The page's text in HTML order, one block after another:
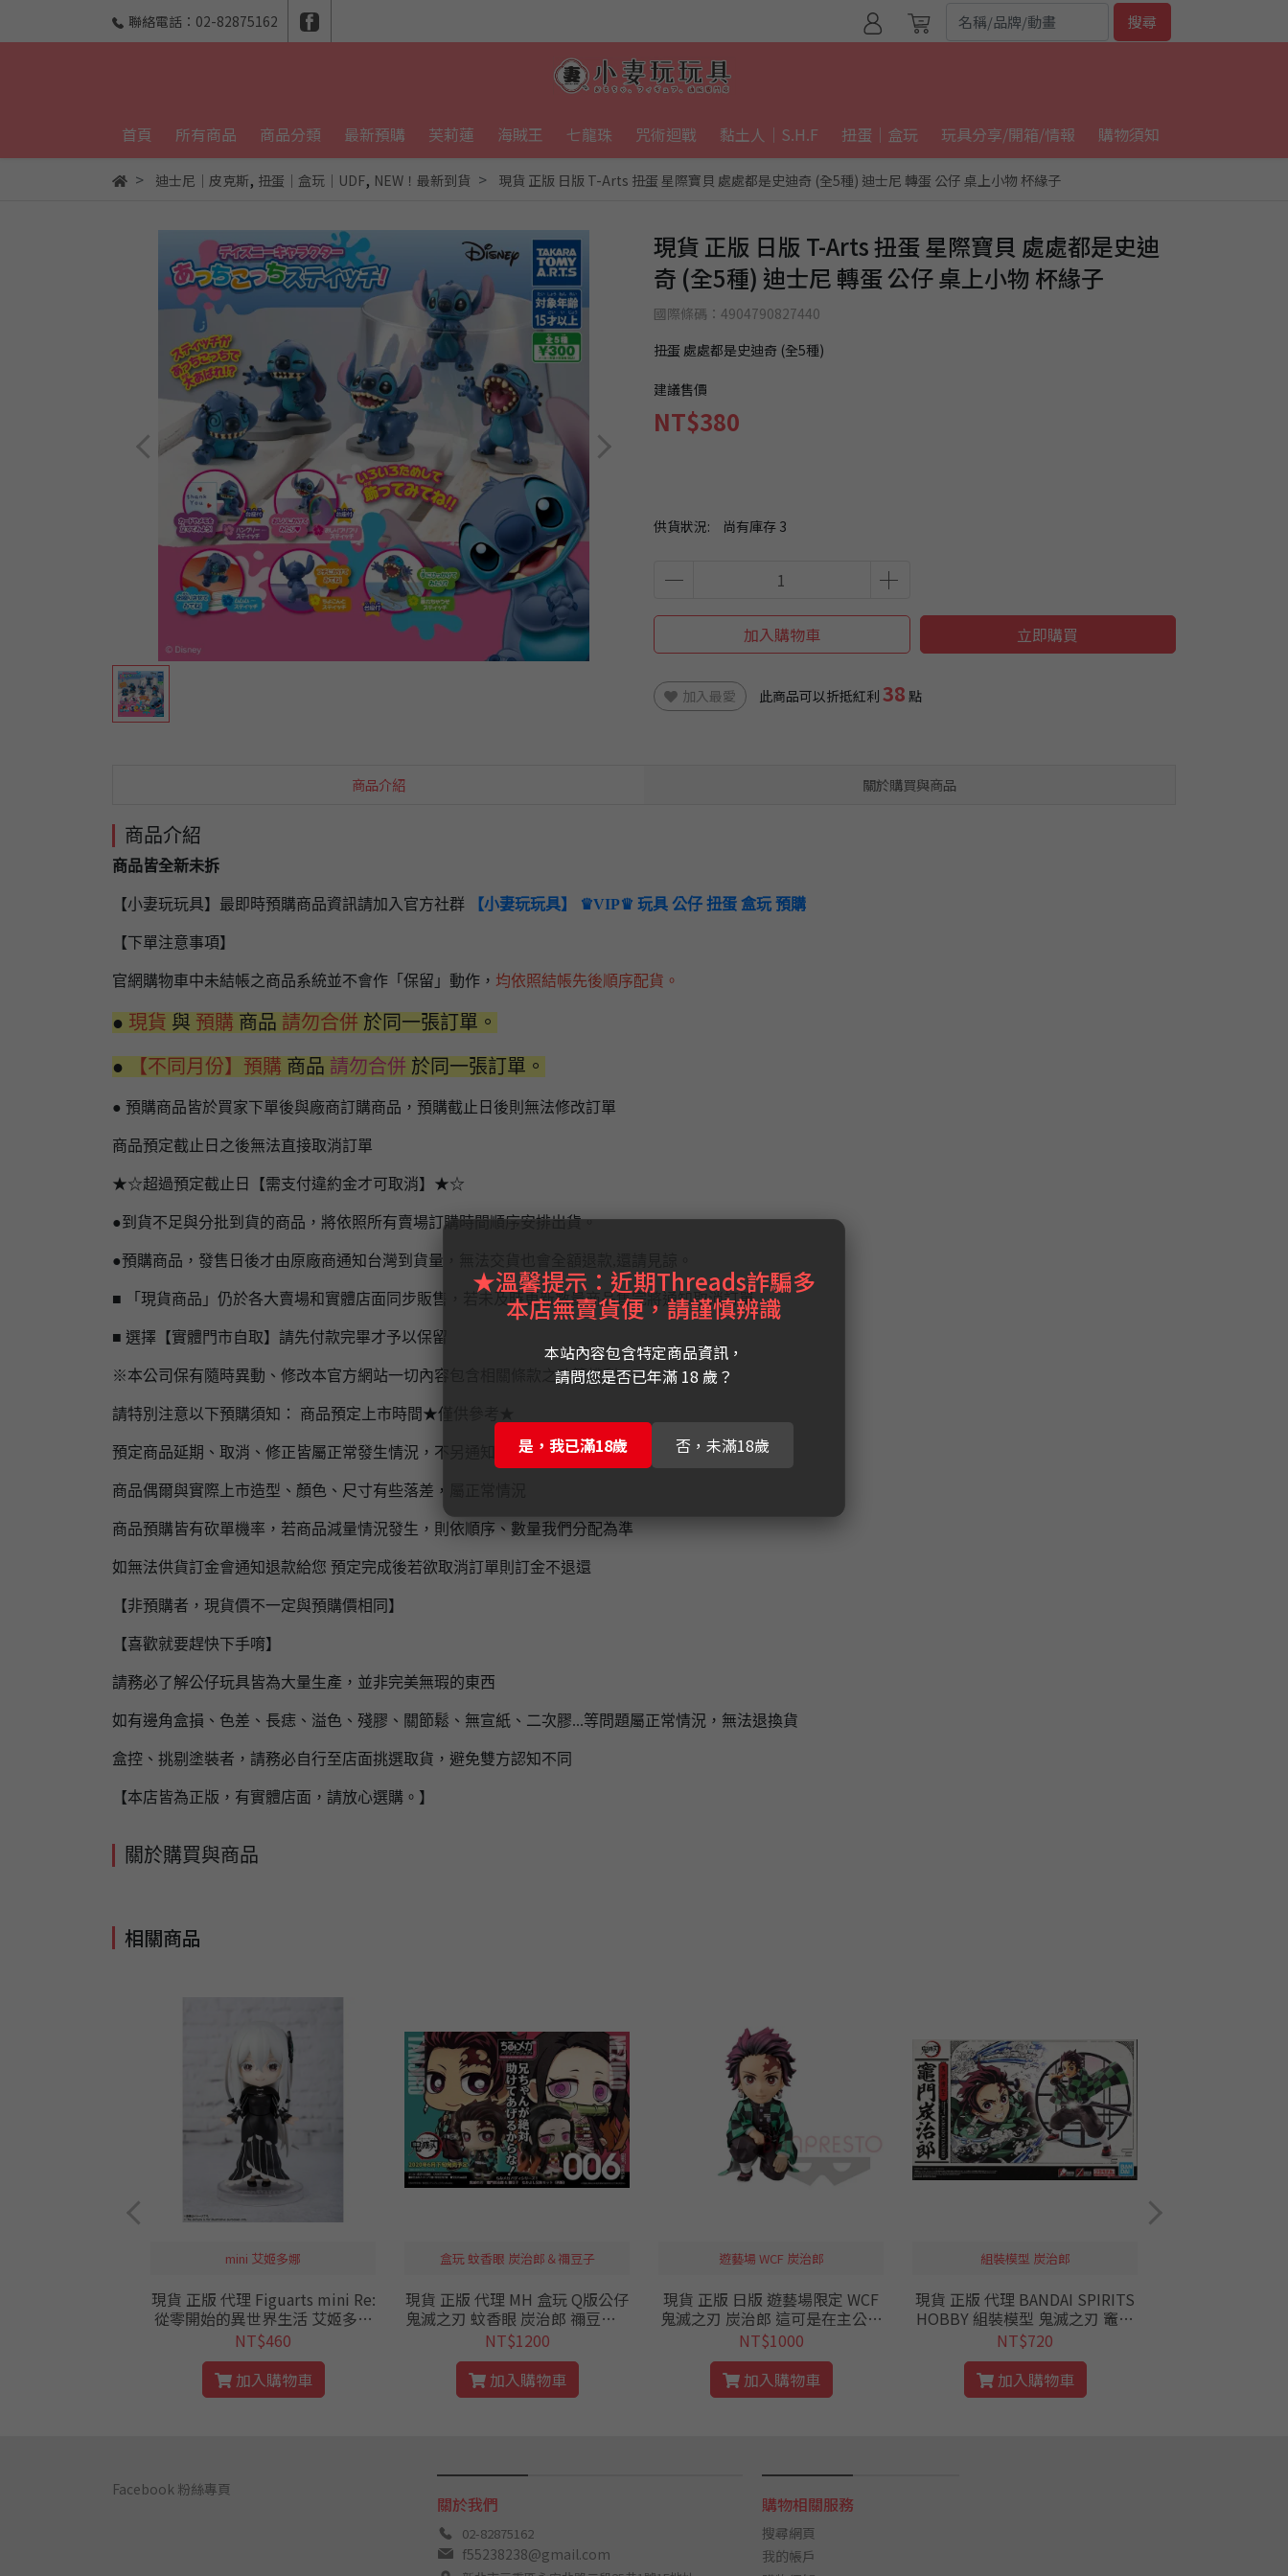
聯絡電話：02-82875162 搜尋
首頁 所有商品 商品分類 最新預購 芙莉蓮 海賊王 七龍珠 咒術迴戰 黏土人｜S.H.F 扭蛋｜盒玩 玩具分享/開箱/情報 購物須知
迪士尼｜皮克斯, 扭蛋｜盒玩｜UDF, NEW！最新到貨 現貨 正版 日版 T-Arts 扭蛋 星際寶貝 處處都是史迪奇 (全5種) 迪士尼 轉蛋 公仔 桌上小物 杯緣子
現貨 正版 日版 T-Arts 扭蛋 星際寶貝 處處都是史迪
奇 (全5種) 迪士尼 轉蛋 公仔 桌上小物 杯緣子
國際條碼：4904790827440
扭蛋 處處都是史迪奇 (全5種)
建議售價
NT$380
供貨狀況: 尚有庫存 3
加入購物車 立即購買
加入最愛 此商品可以折抵紅利 38 點
商品介紹 關於購買與商品
商品介紹
商品皆全新未拆
【小妻玩玩具】最即時預購商品資訊請加入官方社群 【小妻玩玩具】 ♛VIP♛ 玩具 公仔 扭蛋 盒玩 預購
【下單注意事項】
官網購物車中未結帳之商品系統並不會作「保留」動作， 均依照結帳先後順序配貨。
● 現貨 與 預購 商品 請勿合併 於同一張訂單。
● 【不同月份】預購 商品 請勿合併 於同一張訂單。
● 預購商品皆於買家下單後與廠商訂購商品，預購截止日後則無法修改訂單
商品預定截止日之後無法直接取消訂單
★☆超過預定截止日【需支付違約金才可取消】★☆
●到貨不足與分批到貨的商品，將依照所有賣場訂購時間順序安排出貨。
●預購商品，發售日後才由原廠商通知台灣到貨量，無法交貨也會全額退款,還請見諒。
■ 「現貨商品」仍於各大賣場和實體店面同步販售，若未及時更新數量商品售完將通知取消訂單
■ 選擇【實體門市自取】請先付款完畢才予以保留
※本公司保有隨時異動、修改本官方網站一切內容包含相關條款之政策權利。
請特別注意以下預購須知： 商品預定上市時間★僅供參考★
預定商品延期、取消、修正皆屬正常發生情況，不另通知， 實際到貨時間為上市後1-2個月左右
商品偶爾與實際上市造型、顏色、尺寸有些落差，屬正常情況
商品預購皆有砍單機率，若商品減量情況發生，則依順序、數量我們分配為準
如無法供貨訂金會通知退款給您 預定完成後若欲取消訂單則訂金不退還
【非預購者，現貨價不一定與預購價相同】
【喜歡就要趕快下手唷】
請務必了解公仔玩具皆為大量生產，並非完美無瑕的東西
如有邊角盒損、色差、長痣、溢色、殘膠、關節鬆、無宣紙、二次膠...等問題屬正常情況，無法退換貨
盒控、挑剔塗裝者，請務必自行至店面挑選取貨，避免雙方認知不同
【本店皆為正版，有實體店面，請放心選購。】
關於購買與商品
相關商品
mini 艾姬多娜
現貨 正版 代理 Figuarts mini Re:
從零開始的異世界生活 艾姬多娜
公仔 從零 RE0 強欲魔女
NT$460
加入購物車
盒玩 蚊香眼 炭治郎＆禰豆子
現貨 正版 代理 MH 盒玩 Q版公仔
鬼滅之刃 蚊香眼 炭治郎 禰豆子 0
06 公仔 PVC MEGAHOUSE 鬼滅
竈門炭治郎＆禰豆子
NT$1200
加入購物車
遊藝場 WCF 炭治郎
現貨 正版 日版 遊藝場限定 WCF
鬼滅之刃 炭治郎 這可是在主公面
前 限定版 公仔 景品 遊藝場 限定
版 竈門炭治郎 跪姿 鬼殺隊 九柱
NT$1000
加入購物車
組裝模型 炭治郎
現貨 正版 代理 BANDAI SPIRITS
HOBBY 組裝模型 鬼滅之刃 竈門
炭治郎 鬼滅 炭治郎 公仔 鬼殺隊
水之呼吸 組裝 模型
NT$720
加入購物車
關於我們
02-82875162
f55238238@gmail.com
購物相關服務
搜尋網頁
我的帳戶
Facebook 粉絲專頁
★溫馨提示：近期Threads詐騙多
本店無賣貨便，請謹慎辨識
本站內容包含特定商品資訊，
請問您是否已年滿 18 歲？
是，我已滿18歲 否，未滿18歲